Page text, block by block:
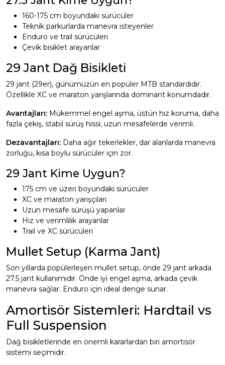
160-175 cm boyundaki sürücüler
Teknik parkurlarda manevra isteyenler
Enduro ve trail sürücüleri
Çevik bisiklet arayanlar
29 Jant Dağ Bisikleti
29 jant (29er), günümüzün en popüler MTB standardıdır.
Özellikle XC ve maraton yarışlarında dominant konumdadır.
Avantajları: Mükemmel engel aşma, üstün hız koruma, daha
fazla çekiş, stabil sürüş hissi, uzun mesafelerde verimli.
Dezavantajları: Daha ağır tekerlekler, dar alanlarda manevra
zorluğu, kısa boylu sürücüler için zor.
29 Jant Kime Uygun?
175 cm ve üzeri boyundaki sürücüler
XC ve maraton yarışçıları
Uzun mesafe sürüşü yapanlar
Hız ve verimlilik arayanlar
Trail ve XC sürücüleri
Mullet Setup (Karma Jant)
Son yıllarda popülerleşen mullet setup, önde 29 jant arkada
27.5 jant kullanımıdır. Önde iyi engel aşma, arkada çevik
manevra sağlar. Enduro için ideal denge sunar.
Amortisör Sistemleri: Hardtail vs
Full Suspension
Dağ bisikletlerinde en önemli kararlardan biri amortisör
sistemi seçimidir.